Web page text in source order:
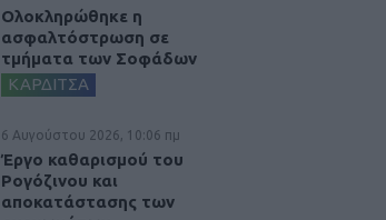
Ολοκληρώθηκε η
ασφαλτόστρωση σε
τμήματα των Σοφάδων
ΚΑΡΔΙΤΣΑ
6 Αυγούστου 2026, 10:06 πμ
Έργο καθαρισμού του
Ρογόζινου και
αποκατάστασης των